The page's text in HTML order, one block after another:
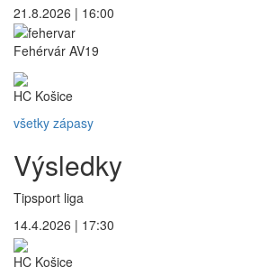
21.8.2026 | 16:00
Fehérvár AV19
HC Košice
všetky zápasy
Výsledky
Tipsport liga
14.4.2026 | 17:30
HC Košice